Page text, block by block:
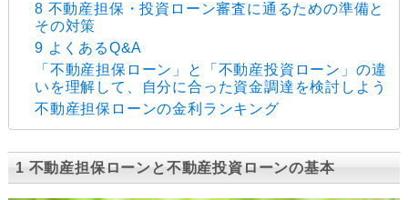
8 不動産担保・投資ローン審査に通るための準備と
その対策
9 よくあるQ&A
「不動産担保ローン」と「不動産投資ローン」の違
いを理解して、自分に合った資金調達を検討しよう
不動産担保ローンの金利ランキング
1 不動産担保ローンと不動産投資ローンの基本